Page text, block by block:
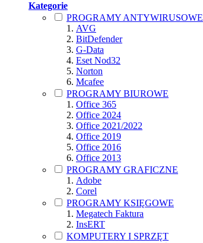
Kategorie
PROGRAMY ANTYWIRUSOWE
AVG
BitDefender
G-Data
Eset Nod32
Norton
Mcafee
PROGRAMY BIUROWE
Office 365
Office 2024
Office 2021/2022
Office 2019
Office 2016
Office 2013
PROGRAMY GRAFICZNE
Adobe
Corel
PROGRAMY KSIĘGOWE
Megatech Faktura
InsERT
KOMPUTERY I SPRZĘT